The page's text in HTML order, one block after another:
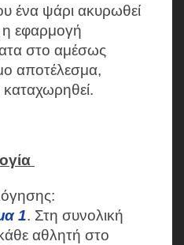
ένα ψάρι ακυρωθεί
η εφαρμογή
στο αμέσως
αποτέλεσμα,
καταχωρηθεί.
1. Στη συνολική
αθλητή στο